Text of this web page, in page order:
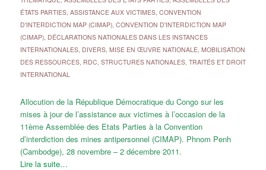
ÉTATS PARTIES, ASSISTANCE AUX VICTIMES, CONVENTION
D'INTERDICTION MAP (CIMAP), CONVENTION D'INTERDICTION MAP
(CIMAP), DÉCLARATIONS NATIONALES DANS LES INSTANCES
INTERNATIONALES, DIVERS, MISE EN ŒUVRE NATIONALE, MOBILISATION
DES RESSOURCES, RDC, STRUCTURES NATIONALES, TRAITÉS ET DROIT
INTERNATIONAL
Allocution de la République Démocratique du Congo sur les
mises à jour de l’assistance aux victimes à l’occasion de la
11ème Assemblée des Etats Parties à la Convention
d’interdiction des mines antipersonnel (CIMAP). Phnom Penh
(Cambodge), 28 novembre – 2 décembre 2011.
Lire la suite…